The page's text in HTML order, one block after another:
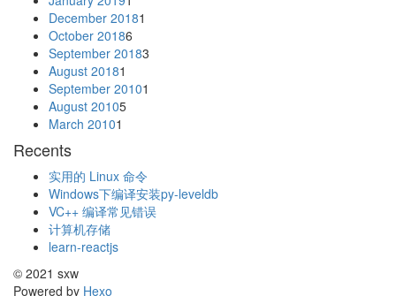
December 20181
October 20186
September 20183
August 20181
September 20101
August 20105
March 20101
Recents
实用的 Linux 命令
Windows下编译安装py-leveldb
VC++ 编译常见错误
计算机存储
learn-reactjs
© 2021 sxw
Powered by Hexo